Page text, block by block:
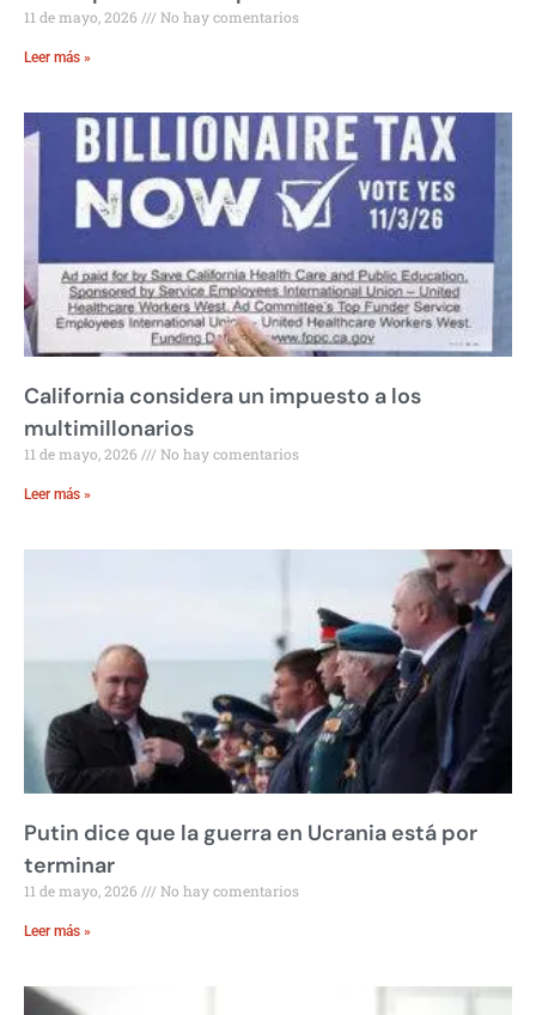
11 de mayo, 2026 No hay comentarios
Leer más »
California considera un impuesto a los
multimillonarios
11 de mayo, 2026 No hay comentarios
Leer más »
Putin dice que la guerra en Ucrania está por
terminar
11 de mayo, 2026 No hay comentarios
Leer más »